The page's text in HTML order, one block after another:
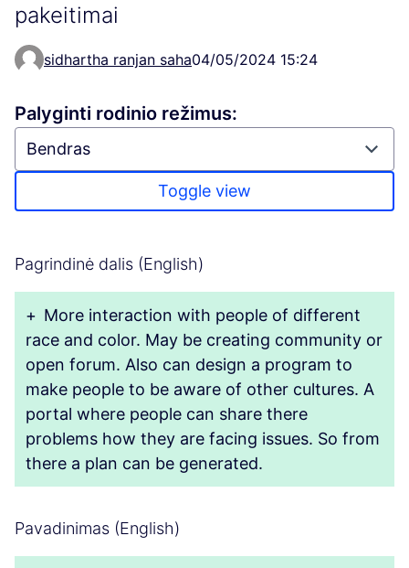
pakeitimai
sidhartha ranjan saha04/05/2024 15:24
Palyginti rodinio režimus:
Toggle view
Pagrindinė dalis (English)
+ More interaction with people of different
race and color. May be creating community or
open forum. Also can design a program to
make people to be aware of other cultures. A
portal where people can share there
problems how they are facing issues. So from
there a plan can be generated.
Pavadinimas (English)